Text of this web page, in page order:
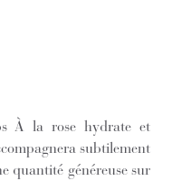
À la rose hydrate et
subtilement
quantité généreuse sur